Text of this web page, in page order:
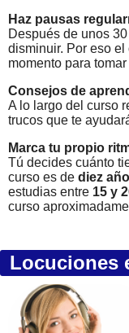
Haz pausas
Después de unos
disminuir. Por eso
momento para
Consejos de
A lo largo del curso
trucos que te
Marca tu propio
Tú decides cuánto
curso es de diez
estudias entre 15 y
curso
Locuciones